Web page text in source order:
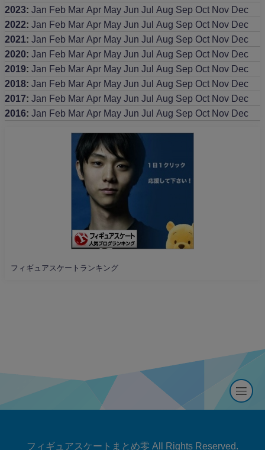
2023: Jan Feb Mar Apr May Jun Jul Aug Sep Oct Nov Dec
2022: Jan Feb Mar Apr May Jun Jul Aug Sep Oct Nov Dec
2021 : Jan Feb Mar Apr May Jun Jul Aug Sep Oct Nov Dec
2020: Jan Feb Mar Apr May Jun Jul Aug Sep Oct Nov Dec
2019: Jan Feb Mar Apr May Jun Jul Aug Sep Oct Nov Dec
2018: Jan Feb Mar Apr May Jun Jul Aug Sep Oct Nov Dec
2017: Jan Feb Mar Apr May Jun Jul Aug Sep Oct Nov Dec
2016: Jan Feb Mar Apr May Jun Jul Aug Sep Oct Nov Dec
フィギュアスケートランキング
フィギュアスケートまとめ零 All Rights Reserved.